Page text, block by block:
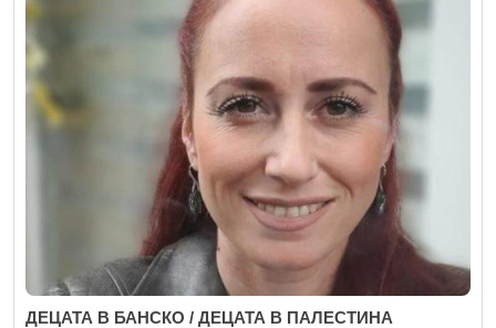
ДЕЦАТА В БАНСКО / ДЕЦАТА В ПАЛЕСТИНА